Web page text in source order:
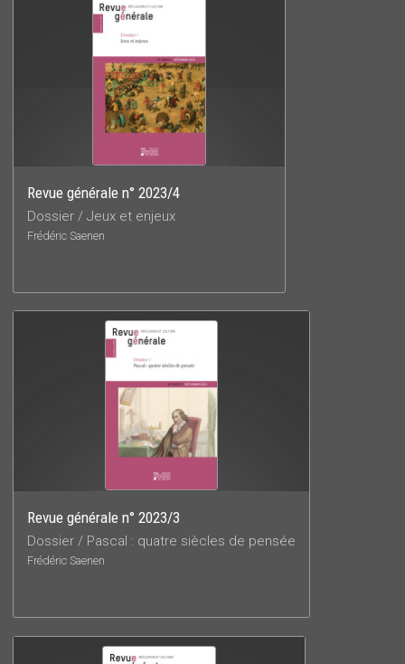
Revue générale n° 2023/4
Dossier / Jeux et enjeux
Frédéric Saenen
Revue générale n° 2023/3
Dossier / Pascal : quatre siècles de pensée
Frédéric Saenen